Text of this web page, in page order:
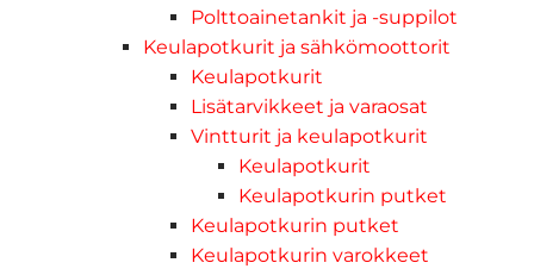
Polttoainetankit ja -suppilot
Keulapotkurit ja sähkömoottorit
Keulapotkurit
Lisätarvikkeet ja varaosat
Vintturit ja keulapotkurit
Keulapotkurit
Keulapotkurin putket
Keulapotkurin putket
Keulapotkurin varokkeet